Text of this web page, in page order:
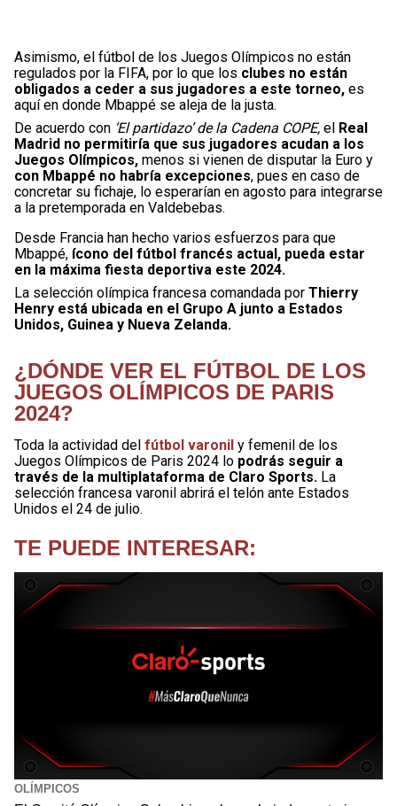
Asimismo, el fútbol de los Juegos Olímpicos no están
regulados por la FIFA, por lo que los clubes no están
obligados a ceder a sus jugadores a este torneo, es
aquí en donde Mbappé se aleja de la justa.
De acuerdo con ‘El partidazo’ de la Cadena COPE, el Real
Madrid no permitiría que sus jugadores acudan a los
Juegos Olímpicos, menos si vienen de disputar la Euro y
con Mbappé no habría excepciones, pues en caso de
concretar su fichaje, lo esperarían en agosto para integrarse
a la pretemporada en Valdebebas.
Desde Francia han hecho varios esfuerzos para que
Mbappé, ícono del fútbol francés actual, pueda estar
en la máxima fiesta deportiva este 2024.
La selección olímpica francesa comandada por Thierry
Henry está ubicada en el Grupo A junto a Estados
Unidos, Guinea y Nueva Zelanda.
¿DÓNDE VER EL FÚTBOL DE LOS
JUEGOS OLÍMPICOS DE PARIS
2024?
Toda la actividad del fútbol varonil y femenil de los
Juegos Olímpicos de Paris 2024 lo podrás seguir a
través de la multiplataforma de Claro Sports. La
selección francesa varonil abrirá el telón ante Estados
Unidos el 24 de julio.
TE PUEDE INTERESAR:
OLÍMPICOS